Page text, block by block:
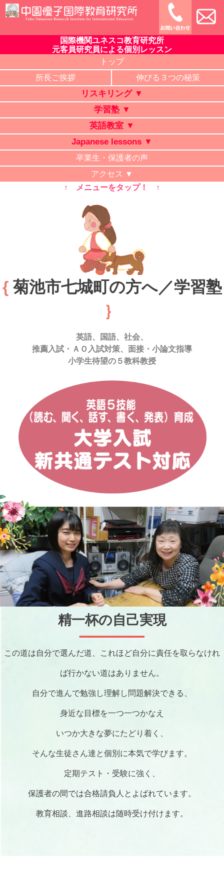
Skip
to
中園優子国際教育研究所
公式ホームページ、熊本県の山鹿・菊池・合志・植木で大評判
の英語教室・学習塾・日本語教室・タイ語教室・リスキリング
研修。中学・高校・大学受験に有利な英語を中心に「合格請負
人」と評判の講師が個別レッスン。ビジネス英語、企業研修。
オンライン授業、出張講義、家庭教師も対応。
国際機関ユネスコ教育研究所
元客員研究員による個別レッスン
トップ
所長ご挨拶
伸びる３つの秘策
リスキリング ▼
学習塾 ▼
英語教室 ▼
Japanese lessons ▼
卒業生・保護者の声
アクセス ▼
↑ メニューをタップ！ ↑
{菊池市七城町の方へ／学習塾
｝
英語、国語、社会、
推薦入試・ＡＯ入試対策、面接・小論文指導
小学生待望の５教科教授
精一杯の自己実現
この道は自分で選んだ道、これほど自分に責任を取らなけれ
ば行かない道はありません。
自分で進んで勉強し理解し問題解決できる、
身近な目標を一つ一つかなえ
いつか大きな夢にたどり着く、
そんな生徒さん達と個別に本気で学びます。
定期テスト・受験に強く、
保護者の間では合格請負人とよばれています。
教育相談、進路相談は随時受け付けます。